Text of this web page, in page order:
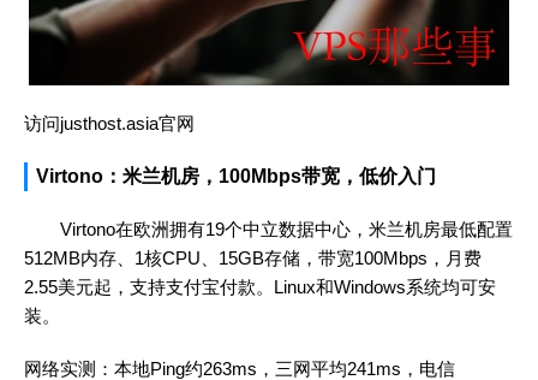
访问justhost.asia官网
Virtono：米兰机房，100Mbps带宽，低价入门
Virtono在欧洲拥有19个中立数据中心，米兰机房最低配置
512MB内存、1核CPU、15GB存储，带宽100Mbps，月费
2.55美元起，支持支付宝付款。Linux和Windows系统均可安
装。
网络实测：本地Ping约263ms，三网平均241ms，电信